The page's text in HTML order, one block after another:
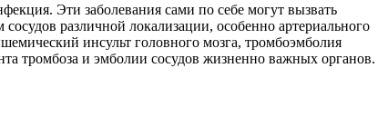
Эти заболевания сами по себе могут вызвать
различной локализации, особенно артериального
инсульт головного мозга, тромбоэмболия
тромбоза и эмболии сосудов жизненно важных органов.